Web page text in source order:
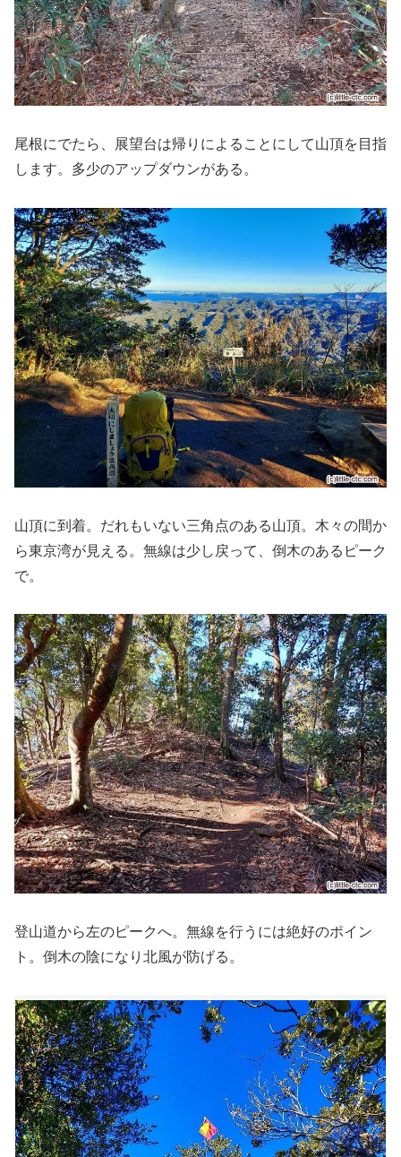
尾根にでたら、展望台は帰りによることにして山頂を目指
します。多少のアップダウンがある。
山頂に到着。だれもいない三角点のある山頂。木々の間か
ら東京湾が見える。無線は少し戻って、倒木のあるピーク
で。
登山道から左のピークへ。無線を行うには絶好のポイン
ト。倒木の陰になり北風が防げる。